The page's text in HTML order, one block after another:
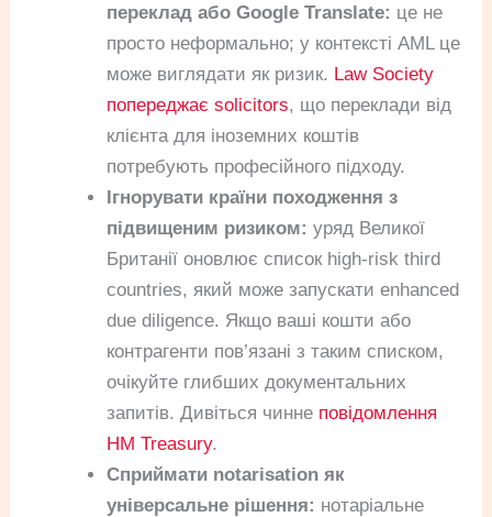
переклад або Google Translate: це не
просто неформально; у контексті AML це
може виглядати як ризик. Law Society
попереджає solicitors, що переклади від
клієнта для іноземних коштів
потребують професійного підходу.
Ігнорувати країни походження з
підвищеним ризиком: уряд Великої
Британії оновлює список high-risk third
countries, який може запускати enhanced
due diligence. Якщо ваші кошти або
контрагенти пов’язані з таким списком,
очікуйте глибших документальних
запитів. Дивіться чинне повідомлення
HM Treasury.
Сприймати notarisation як
універсальне рішення: нотаріальне